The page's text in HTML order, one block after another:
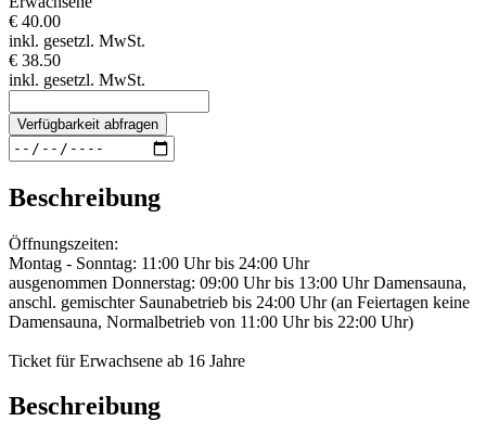
€ 40.00
inkl. gesetzl. MwSt.
€ 38.50
inkl. gesetzl. MwSt.
Verfügbarkeit abfragen
Beschreibung
Öffnungszeiten:
Montag - Sonntag: 11:00 Uhr bis 24:00 Uhr
ausgenommen Donnerstag: 09:00 Uhr bis 13:00 Uhr Damensauna,
anschl. gemischter Saunabetrieb bis 24:00 Uhr (an Feiertagen keine
Damensauna, Normalbetrieb von 11:00 Uhr bis 22:00 Uhr)
Ticket für Erwachsene ab 16 Jahre
Beschreibung